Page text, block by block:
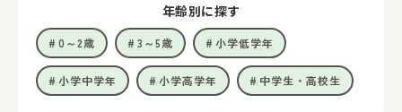
年齢別に探す
0～2歳 3～5歳 小学低学年
小学中学年 小学高学年 中学生・高校生